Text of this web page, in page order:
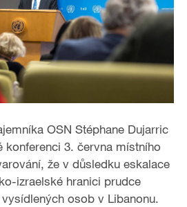
OSN Stéphane Dujarric
konferenci 3. června místního
že v důsledku eskalace
izraelské hranici prudce
osob v Libanonu.